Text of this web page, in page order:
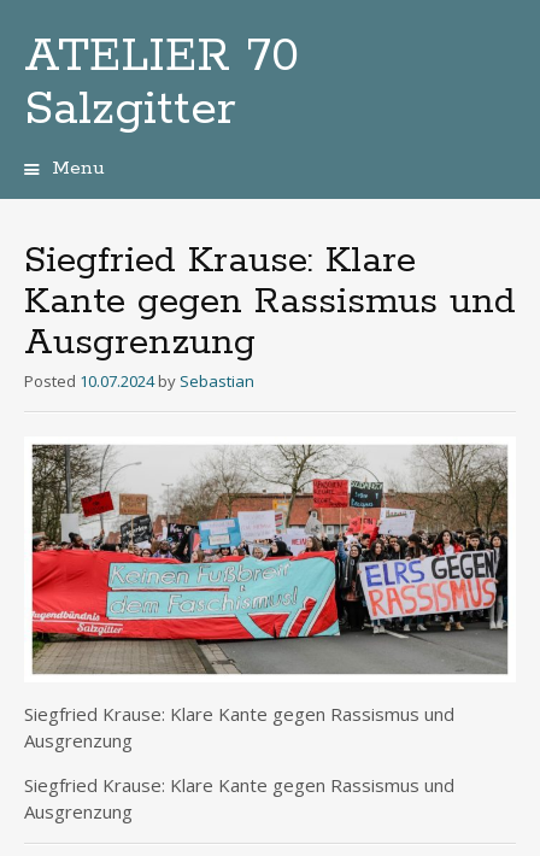
ATELIER 70
Salzgitter
Menu
Siegfried Krause: Klare
Kante gegen Rassismus und
Ausgrenzung
Posted 10.07.2024 by Sebastian
Sieg­fried Krau­se: Kla­re Kan­te gegen Ras­sis­mus und
Ausgrenzung
Sieg­fried Krau­se: Kla­re Kan­te gegen Ras­sis­mus und
Ausgrenzung